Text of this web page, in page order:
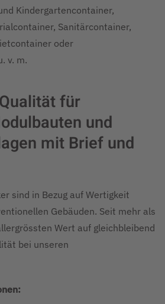
Kindergartencontainer,
Sanitärcontainer,
oder
v. m.
für
und
mit Brief und
sind in Bezug auf Wertigkeit
Gebäuden. Seit mehr als
Wert auf gleichbleibend
bei unseren